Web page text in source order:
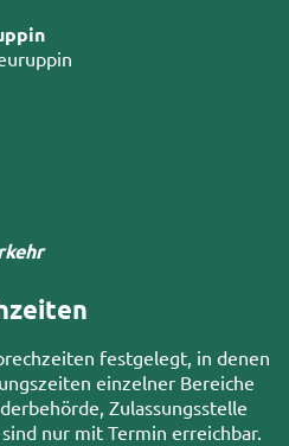
festgelegt, in denen
einzelner Bereiche
Zulassungsstelle
nur mit Termin erreichbar.